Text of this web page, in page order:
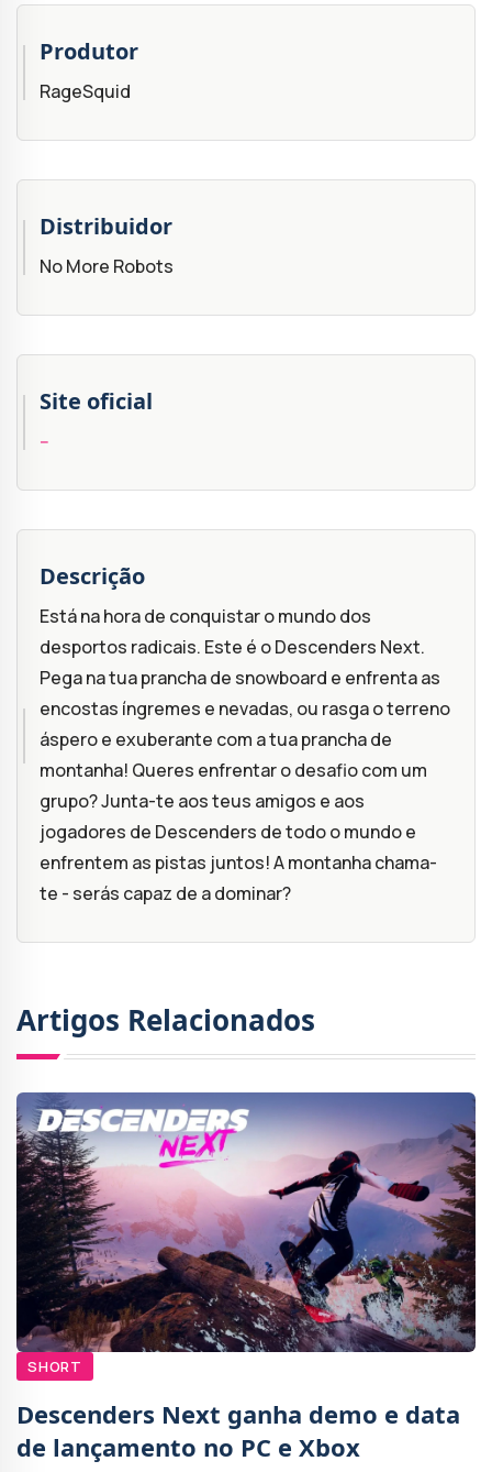
Produtor
RageSquid
Distribuidor
No More Robots
Site oficial
--
Descrição
Está na hora de conquistar o mundo dos
desportos radicais. Este é o Descenders Next.
Pega na tua prancha de snowboard e enfrenta as
encostas íngremes e nevadas, ou rasga o terreno
áspero e exuberante com a tua prancha de
montanha! Queres enfrentar o desafio com um
grupo? Junta-te aos teus amigos e aos
jogadores de Descenders de todo o mundo e
enfrentem as pistas juntos! A montanha chama-
te - serás capaz de a dominar?
Artigos Relacionados
SHORT
Descenders Next ganha demo e data
de lançamento no PC e Xbox